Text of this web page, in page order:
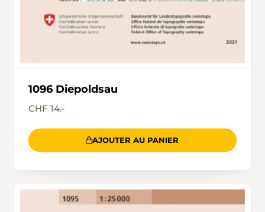
1096 Diepoldsau
CHF 14.-
AJOUTER AU PANIER